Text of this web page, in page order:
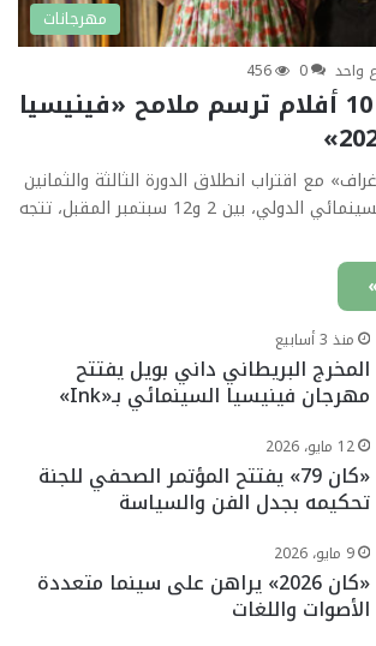
مهرجانات
واحد 0
456
تعرف على | 10 أفلام ترسم ملامح «فينيسيا
مع اقتراب انطلاق الدورة الثالثة والثمانين
لمهرجان فينيسيا السينمائي الدولي، بين 2 و12 سبتمبر المقبل، تتجه
منذ 3 أسابيع
المخرج البريطاني داني بويل يفتتح
مهرجان فينيسيا السينمائي بـ«Ink»
12 مايو، 2026
«كان 79» يفتتح المؤتمر الصحفي للجنة
تحكيمه بجدل الفن والسياسة
9 مايو، 2026
«كان 2026» يراهن على سينما متعددة
الأصوات واللغات